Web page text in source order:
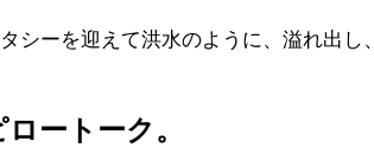
シーを迎えて洪水のように、溢れ出し、
ロートーク。